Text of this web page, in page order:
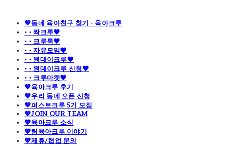
💖동네 육아친구 찾기 - 육아크루
· · 짝크루🧡
· · 크루톡🧡
· · 자유모임🧡
· · 원데이크루🧡
· · 원데이크루 신청🧡
· · 크루마켓🧡
💖육아크루 후기
💖우리 동네 오픈 신청
💖퍼스트크루 5기 모집
💖JOIN OUR TEAM
💖육아크루 소식
💖팀육아크루 이야기
💖제휴/협업 문의